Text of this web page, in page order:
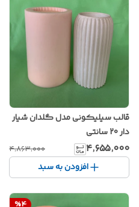
قالب سیلیکونی مدل گلدان شیار
دار 20 سانتی
۴٬۶۵۵٬۰۰۰ ۴٬۸۶۳٬۰۰۰
افزودن به سبد
%4